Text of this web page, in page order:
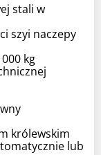
stali w
szyi naczepy
kg
królewskim
lub